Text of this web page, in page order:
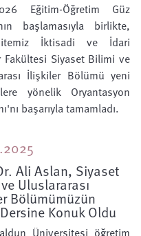
Eğitim-Öğretim Güz
başlamasıyla birlikte,
İktisadi ve İdari
Fakültesi Siyaset Bilimi ve
İlişkiler Bölümü yeni
yönelik Oryantasyon
başarıyla tamamladı.
Ali Aslan, Siyaset
Uluslararası
Bölümümüzün
Dersine Konuk Oldu
Üniversitesi öğretim